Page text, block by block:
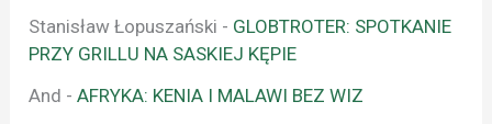
Stanisław Łopuszański - GLOBTROTER: SPOTKANIE
PRZY GRILLU NA SASKIEJ KĘPIE
And -AFRYKA: KENIA I MALAWI BEZ WIZ